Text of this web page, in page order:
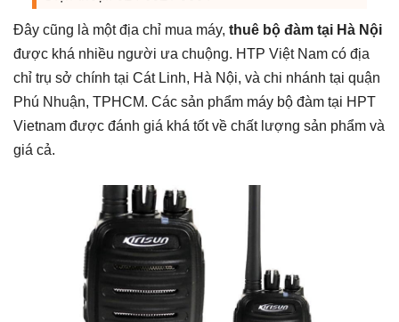
Đây cũng là một địa chỉ mua máy, thuê bộ đàm tại Hà Nội
được khá nhiều người ưa chuộng. HTP Việt Nam có địa
chỉ trụ sở chính tại Cát Linh, Hà Nội, và chi nhánh tại quận
Phú Nhuận, TPHCM. Các sản phẩm máy bộ đàm tại HPT
Vietnam được đánh giá khá tốt về chất lượng sản phẩm và
giá cả.